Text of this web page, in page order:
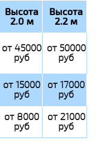
Высота
2.0 м
Высота
2.2 м
от 45000
руб
от 50000
руб
от 15000
руб
от 17000
руб
от 8000
руб
от 21000
руб